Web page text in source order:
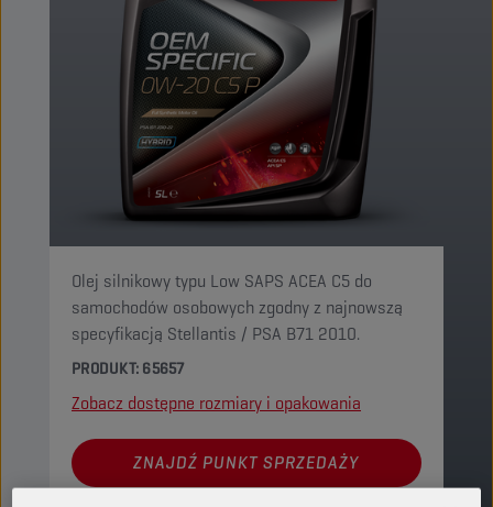
Olej silnikowy typu Low SAPS ACEA C5 do
samochodów osobowych zgodny z najnowszą
specyfikacją Stellantis / PSA B71 2010.
PRODUKT: 65657
Zobacz dostępne rozmiary i opakowania
ZNAJDŹ PUNKT SPRZEDAŻY